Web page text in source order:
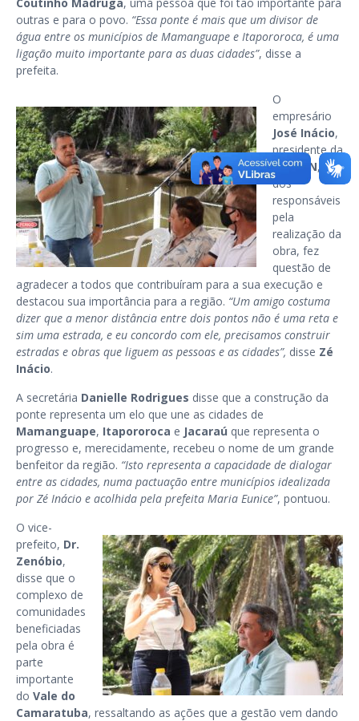
outras e para o povo. “Essa ponte é mais que um divisor de
água entre os municípios de Mamanguape e Itapororoca, é uma
ligação muito importante para as duas cidades”, disse a
prefeita.
O
empresário
José Inácio,
presidente da
ASPLAN, um
dos
responsáveis
pela
realização da
obra, fez
questão de
agradecer a todos que contribuíram para a sua execução e
destacou sua importância para a região. “Um amigo costuma
dizer que a menor distância entre dois pontos não é uma reta e
sim uma estrada, e eu concordo com ele, precisamos construir
estradas e obras que liguem as pessoas e as cidades”, disse Zé
Inácio.
A secretária Danielle Rodrigues disse que a construção da
ponte representa um elo que une as cidades de
Mamanguape, Itapororoca e Jacaraú que representa o
progresso e, merecidamente, recebeu o nome de um grande
benfeitor da região. “Isto representa a capacidade de dialogar
entre as cidades, numa pactuação entre municípios idealizada
por Zé Inácio e acolhida pela prefeita Maria Eunice”, pontuou.
O vice-
prefeito, Dr.
Zenóbio,
disse que o
complexo de
comunidades
beneficiadas
pela obra é
parte
importante
do Vale do
Camaratuba, ressaltando as ações que a gestão vem dando